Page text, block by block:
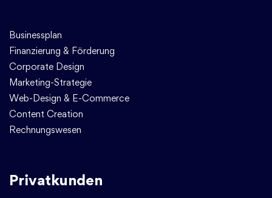
Businessplan
Finanzierung & Förderung
Corporate Design
Marketing-Strategie
Web-Design & E-Commerce
Content Creation
Rechnungswesen
Privatkunden